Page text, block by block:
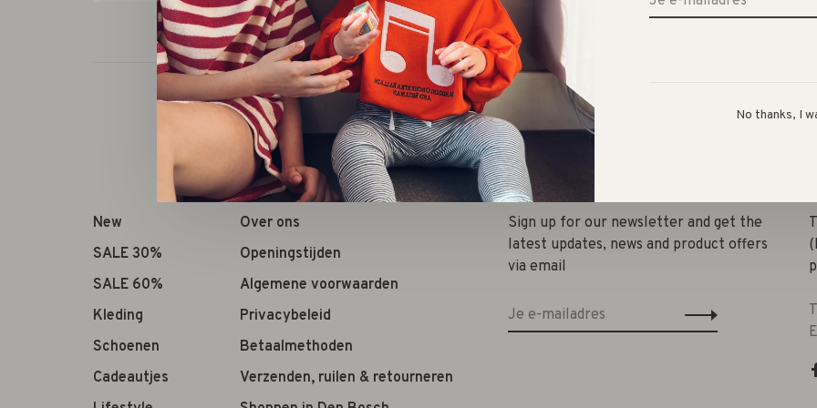
New
SALE 30%
SALE 60%
Kleding
Schoenen
Cadeautjes
Over ons
Openingstijden
Algemene voorwaarden
Privacybeleid
Betaalmethoden
Verzenden, ruilen & retourneren
Sign up for our newsletter and get the
latest updates, news and product offers
via email
No thanks, I